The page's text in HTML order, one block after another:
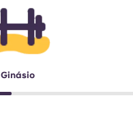
Ginásio